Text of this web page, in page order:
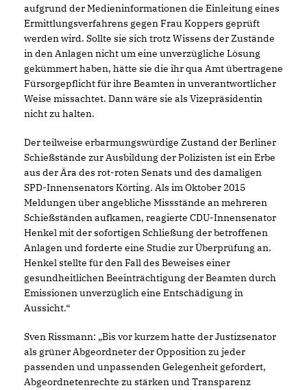
aufgrund der Medieninformationen die Einleitung eines
Ermittlungsverfahrens gegen Frau Koppers geprüft
werden wird. Sollte sie sich trotz Wissens der Zustände
in den Anlagen nicht um eine unverzügliche Lösung
gekümmert haben, hätte sie die ihr qua Amt übertragene
Fürsorgepflicht für ihre Beamten in unverantwortlicher
Weise missachtet. Dann wäre sie als Vizepräsidentin
nicht zu halten.
Der teilweise erbarmungswürdige Zustand der Berliner
Schießstände zur Ausbildung der Polizisten ist ein Erbe
aus der Ära des rot-roten Senats und des damaligen
SPD-Innensenators Körting. Als im Oktober 2015
Meldungen über angebliche Missstände an mehreren
Schießständen aufkamen, reagierte CDU-Innensenator
Henkel mit der sofortigen Schließung der betroffenen
Anlagen und forderte eine Studie zur Überprüfung an.
Henkel stellte für den Fall des Beweises einer
gesundheitlichen Beeinträchtigung der Beamten durch
Emissionen unverzüglich eine Entschädigung in
Aussicht.“
Sven Rissmann: „Bis vor kurzem hatte der Justizsenator
als grüner Abgeordneter der Opposition zu jeder
passenden und unpassenden Gelegenheit gefordert,
Abgeordnetenrechte zu stärken und Transparenz